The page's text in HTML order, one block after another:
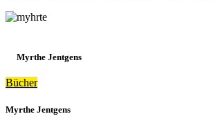
Myrthe Jentgens
Bücher
Myrthe Jentgens